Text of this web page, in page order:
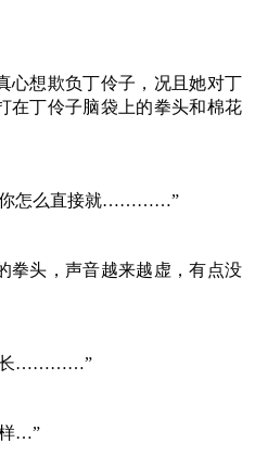
心想欺负丁伶子，况且她对丁
在丁伶子脑袋上的拳头和棉花
你怎么直接就…………”
拳头，声音越来越虚，有点没
长…………”
样…”